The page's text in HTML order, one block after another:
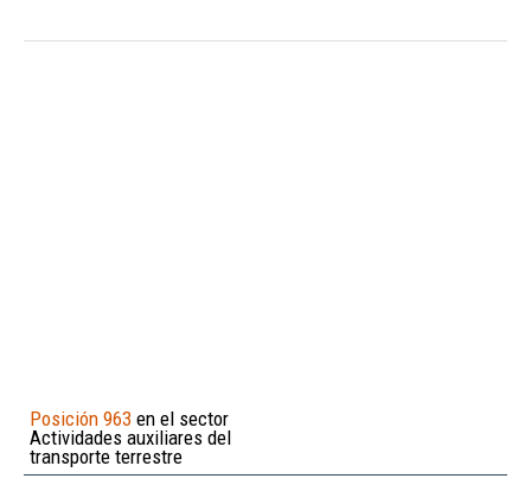
Posición 963 en el sector
Actividades auxiliares del
transporte terrestre